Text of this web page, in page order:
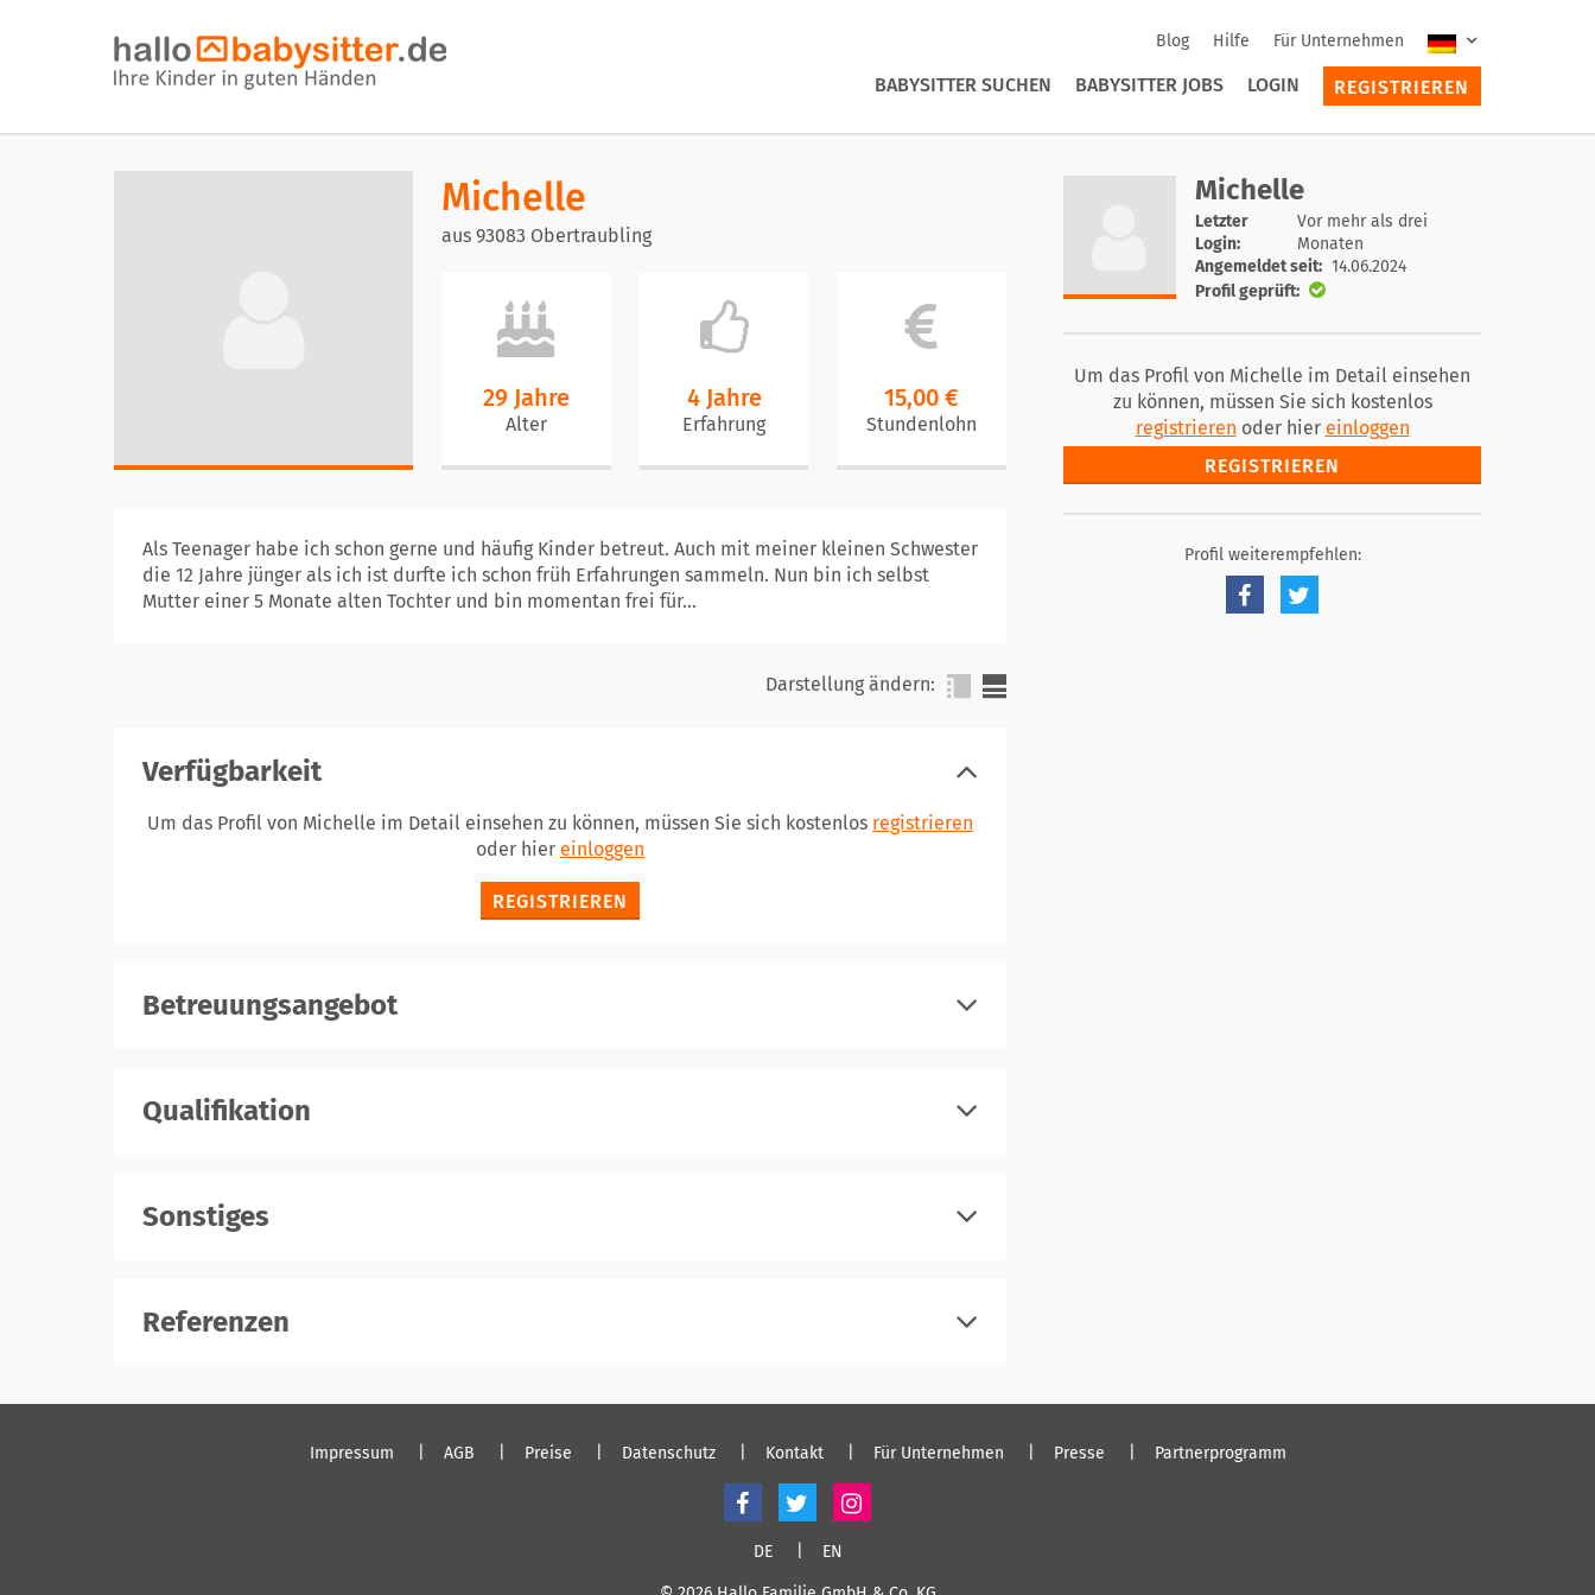
Blog Hilfe Für Unternehmen
BABYSITTER SUCHEN BABYSITTER JOBS LOGIN REGISTRIEREN
Michelle
aus 93083 Obertraubling
29 Jahre
Alter
4 Jahre
Erfahrung
15,00 €
Stundenlohn
Als Teenager habe ich schon gerne und häufig Kinder betreut. Auch mit meiner kleinen Schwester
die 12 Jahre jünger als ich ist durfte ich schon früh Erfahrungen sammeln. Nun bin ich selbst
Mutter einer 5 Monate alten Tochter und bin momentan frei für...
Darstellung ändern:
Verfügbarkeit
Um das Profil von Michelle im Detail einsehen zu können, müssen Sie sich kostenlos registrieren
oder hier einloggen
REGISTRIEREN
Betreuungsangebot
Qualifikation
Sonstiges
Referenzen
einloggen
Michelle
Letzter
Login:
Vor mehr als drei
Monaten
Angemeldet seit: 14.06.2024
Profil geprüft:
Um das Profil von Michelle im Detail einsehen
zu können, müssen Sie sich kostenlos
registrieren oder hier einloggen
REGISTRIEREN
Profil weiterempfehlen:
Impressum AGB Preise Datenschutz Kontakt Für Unternehmen Presse Partnerprogramm
DE EN